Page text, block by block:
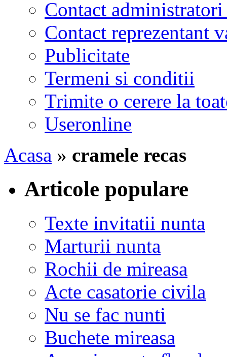
Contact
Contact reprezentant
Publicitate
Termeni si conditii
Trimite o cerere la
Useronline
Acasa » cramele recas
Articole populare
Texte invitatii nunta
Marturii nunta
Rochii de mireasa
Acte casatorie civila
Nu se fac nunti
Buchete mireasa